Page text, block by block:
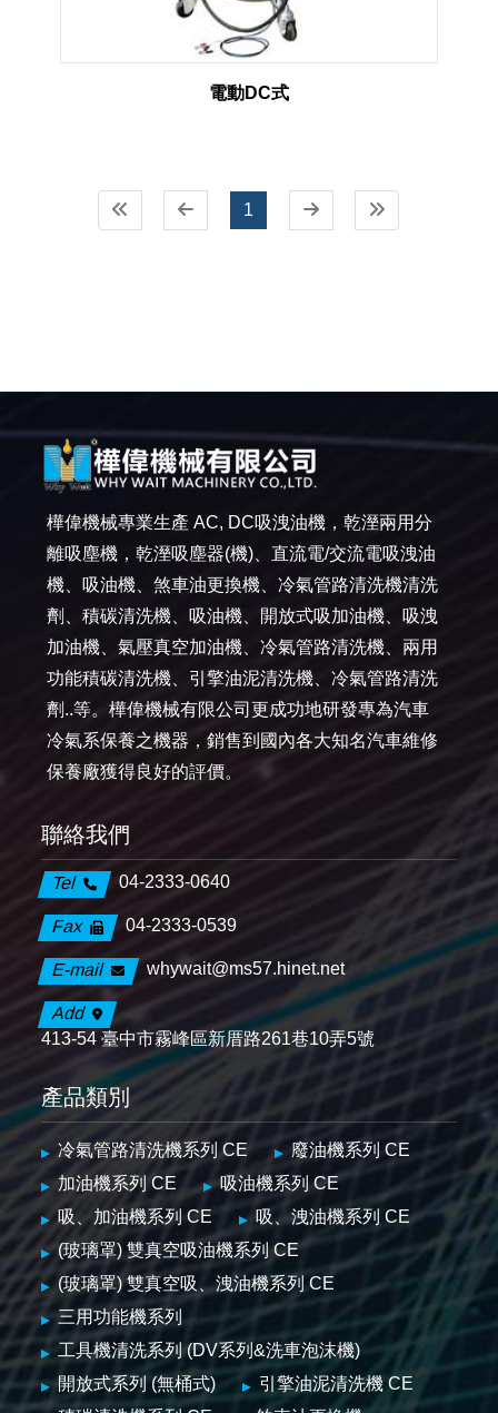
電動DC式
1
樺偉機械專業生產 AC, DC吸洩油機，乾溼兩用分
離吸塵機，乾溼吸塵器(機)、直流電/交流電吸洩油
機、吸油機、煞車油更換機、冷氣管路清洗機清洗
劑、積碳清洗機、吸油機、開放式吸加油機、吸洩
加油機、氣壓真空加油機、冷氣管路清洗機、兩用
功能積碳清洗機、引擎油泥清洗機、冷氣管路清洗
劑..等。樺偉機械有限公司更成功地研發專為汽車
冷氣系保養之機器，銷售到國內各大知名汽車維修
保養廠獲得良好的評價。
聯絡我們
Tel 04-2333-0640
Fax 04-2333-0539
E-mail whywait@ms57.hinet.net
Add
413-54 臺中市霧峰區新厝路261巷10弄5號
產品類別
冷氣管路清洗機系列 CE
廢油機系列 CE
加油機系列 CE
吸油機系列 CE
吸、加油機系列 CE
吸、洩油機系列 CE
(玻璃罩) 雙真空吸油機系列 CE
(玻璃罩) 雙真空吸、洩油機系列 CE
三用功能機系列
工具機清洗系列 (DV系列&洗車泡沫機)
開放式系列 (無桶式)
引擎油泥清洗機 CE